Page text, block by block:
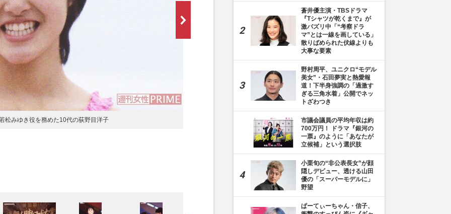
松みゆき役を務めた10代の荻野目洋子
[写真 2/19枚目] 荻野目洋子が漫画家・あだち充氏から贈られた直筆サイン入り色紙。『みゆき
若松みゆきが描かれている（荻野目のXより）
蒼井優主演・TBSドラマ
『Tシャツが乾くまで』が
激バズリ中「“考察ドラ
マ”とは一線を画している」
散りばめられた伏線よりも
大事な要素
野村周平、ユニクロ“モデル
美女”・石田夢実と熱愛報
道！下半身強調の「過激す
ぎる三角水着」公開でネッ
トざわつき
市議会議員の平均年収は約
700万円！ ドラマ『銀河の
一票』のように「あなたが
立候補」という選択肢
小栗旬の“非公表長女”が顔
隠しデビュー、透ける山田
優の「スーパーモデルに」
野望
ぱーてぃーちゃん・信子、